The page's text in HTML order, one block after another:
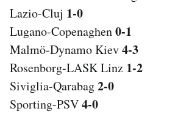
Lazio-Cluj 1-0
Lugano-Copenaghen0-1
Malmö-Dynamo Kiev4-3
Rosenborg-LASK Linz 1-2
Siviglia-Qarabag2-0
Sporting-PSV4-0